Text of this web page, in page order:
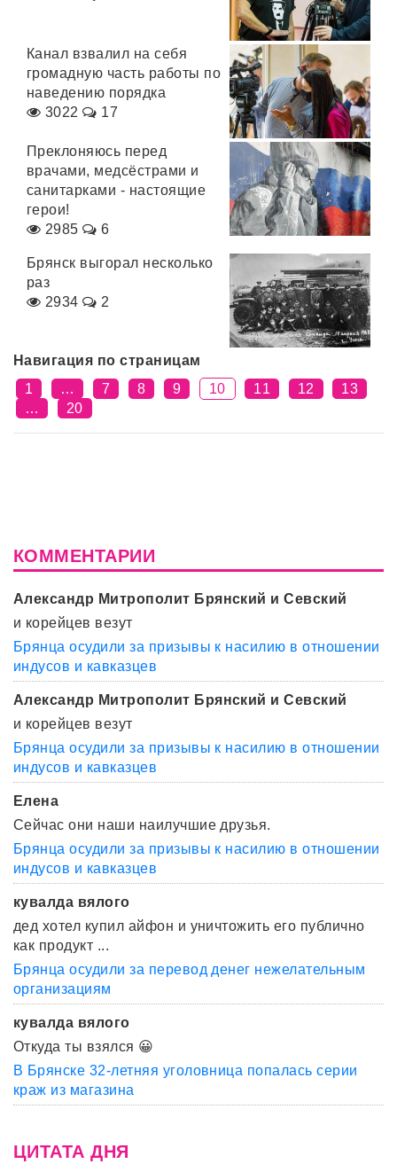
Канал взвалил на себя
громадную часть работы по
наведению порядка
3022
17
Преклоняюсь перед
врачами, медсёстрами и
санитарками - настоящие
герои!
2985
6
Брянск выгорал несколько
раз
2934
2
Навигация по страницам
1
… 7 8 9 10 11 12
13
…
20
КОММЕНТАРИИ
Александр Митрополит Брянский и Севский
и корейцев везут
Брянца осудили за призывы к насилию в отношении
индусов и кавказцев
Александр Митрополит Брянский и Севский
и корейцев везут
Брянца осудили за призывы к насилию в отношении
индусов и кавказцев
Елена
Сейчас они наши наилучшие друзья.
Брянца осудили за призывы к насилию в отношении
индусов и кавказцев
кувалда вялого
дед хотел купил айфон и уничтожить его публично
как продукт ...
Брянца осудили за перевод денег нежелательным
организациям
кувалда вялого
Откуда ты взялся 😀
В Брянске 32-летняя уголовница попалась серии
краж из магазина
ЦИТАТА ДНЯ